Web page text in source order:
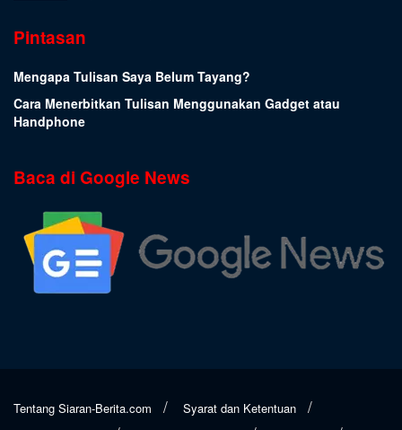
Pintasan
Mengapa Tulisan Saya Belum Tayang?
Cara Menerbitkan Tulisan Menggunakan Gadget atau
Handphone
Baca di Google News
Tentang Siaran-Berita.com
Syarat dan Ketentuan